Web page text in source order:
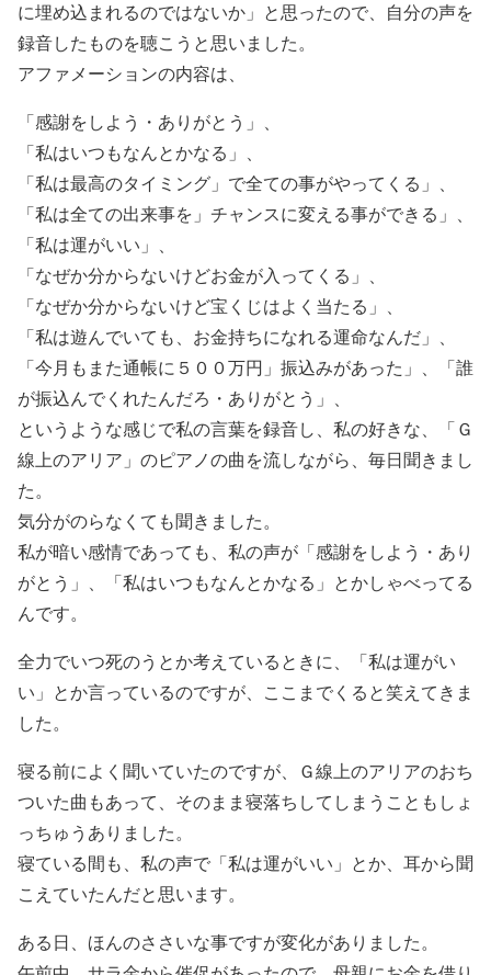
に埋め込まれるのではないか」と思ったので、自分の声を
録音したものを聴こうと思いました。
アファメーションの内容は、
「感謝をしよう・ありがとう」、
「私はいつもなんとかなる」、
「私は最高のタイミング」で全ての事がやってくる」、
「私は全ての出来事を」チャンスに変える事ができる」、
「私は運がいい」、
「なぜか分からないけどお金が入ってくる」、
「なぜか分からないけど宝くじはよく当たる」、
「私は遊んでいても、お金持ちになれる運命なんだ」、
「今月もまた通帳に５００万円」振込みがあった」、「誰
が振込んでくれたんだろ・ありがとう」、
というような感じで私の言葉を録音し、私の好きな、「Ｇ
線上のアリア」のピアノの曲を流しながら、毎日聞きまし
た。
気分がのらなくても聞きました。
私が暗い感情であっても、私の声が「感謝をしよう・あり
がとう」、「私はいつもなんとかなる」とかしゃべってる
んです。
全力でいつ死のうとか考えているときに、「私は運がい
い」とか言っているのですが、ここまでくると笑えてきま
した。
寝る前によく聞いていたのですが、Ｇ線上のアリアのおち
ついた曲もあって、そのまま寝落ちしてしまうこともしょ
っちゅうありました。
寝ている間も、私の声で「私は運がいい」とか、耳から聞
こえていたんだと思います。
ある日、ほんのささいな事ですが変化がありました。